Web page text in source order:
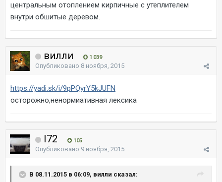
центральным отоплением кирпичные с утеплителем
внутри обшитые деревом.
вилли 1 039
Опубликовано 8 ноября, 2015
https://yadi.sk/i/9pPQyrY5kJUFN
осторожно,ненормиативная лексика
I72 105
Опубликовано 9 ноября, 2015
В 08.11.2015 в 06:09, вилли сказал: